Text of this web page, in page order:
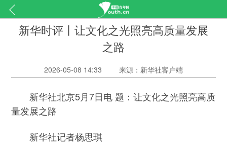
新华时评丨让文化之光照亮高质量发展
之路
2026-05-08 14:33 来源：新华社客户端
新华社北京5月7日电 题：让文化之光照亮高质
量发展之路
新华社记者杨思琪